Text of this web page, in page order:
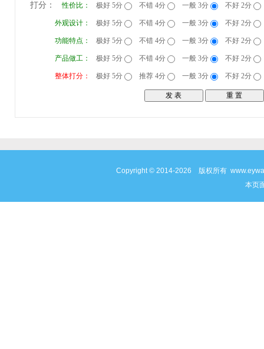
打分： 性价比： 极好 5分 不错 4分 一般 3分 不好 2分
外观设计： 极好 5分 不错 4分 一般 3分 不好 2分
功能特点： 极好 5分 不错 4分 一般 3分 不好 2分
产品做工： 极好 5分 不错 4分 一般 3分 不好 2分
整体打分： 极好 5分 推荐 4分 一般 3分 不好 2分
Copyright © 2014-2026 版权所有
本页